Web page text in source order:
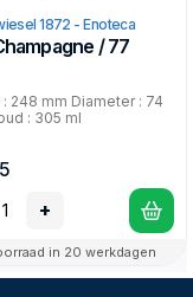
1872 - Enoteca
/ 77
248 mm Diameter : 74
: 305 ml
+
in 20 werkdagen